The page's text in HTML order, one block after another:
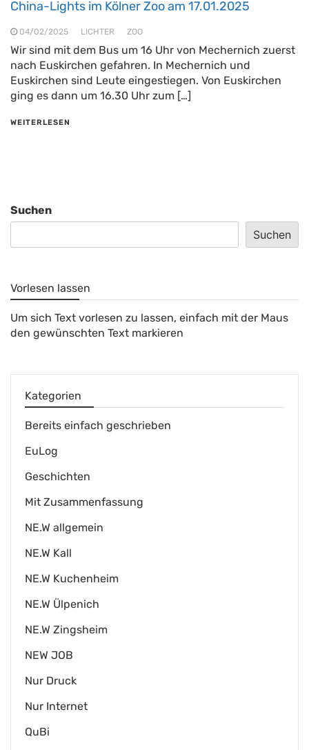
China-Lights im Kölner Zoo am 17.01.2025
04/02/2025 LICHTER ZOO
Wir sind mit dem Bus um 16 Uhr von Mechernich zuerst
nach Euskirchen gefahren. In Mechernich und
Euskirchen sind Leute eingestiegen. Von Euskirchen
ging es dann um 16.30 Uhr zum […]
WEITERLESEN
Suchen
Suchen
Vorlesen lassen
Um sich Text vorlesen zu lassen, einfach mit der Maus
den gewünschten Text markieren
Kategorien
Bereits einfach geschrieben
EuLog
Geschichten
Mit Zusammenfassung
NE.W allgemein
NE.W Kall
NE.W Kuchenheim
NE.W Ülpenich
NE.W Zingsheim
NEW JOB
Nur Druck
Nur Internet
QuBi